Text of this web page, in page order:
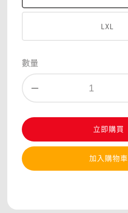
LXL
數量
立即購買
加入購物車